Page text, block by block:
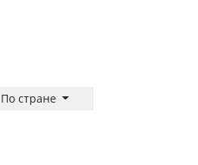
По стране